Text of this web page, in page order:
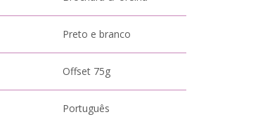
Preto e branco
Offset 75g
Português